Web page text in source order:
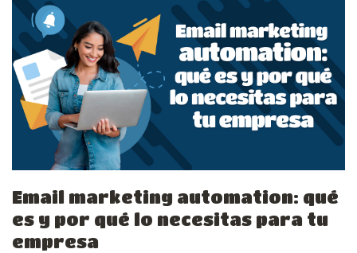
Email marketing automation: qué
es y por qué lo necesitas para tu
empresa